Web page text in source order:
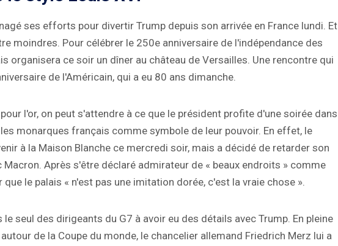
ses efforts pour divertir Trump depuis son arrivée en France lundi. Et
moindres. Pour célébrer le 250e anniversaire de l'indépendance des
organisera ce soir un dîner au château de Versailles. Une rencontre qui
de l'Américain, qui a eu 80 ans dimanche.
l'or, on peut s'attendre à ce que le président profite d'une soirée dans
monarques français comme symbole de leur pouvoir. En effet, le
à la Maison Blanche ce mercredi soir, mais a décidé de retarder son
Après s'être déclaré admirateur de « beaux endroits » comme
le palais « n'est pas une imitation dorée, c'est la vraie chose ».
le seul des dirigeants du G7 à avoir eu des détails avec Trump. En pleine
de la Coupe du monde, le chancelier allemand Friedrich Merz lui a